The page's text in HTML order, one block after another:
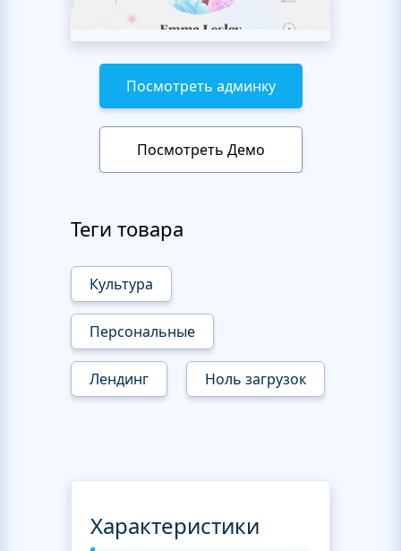
Посмотреть админку
Посмотреть Демо
Теги товара
Культура
Персональные
Лендинг Ноль загрузок
Характеристики